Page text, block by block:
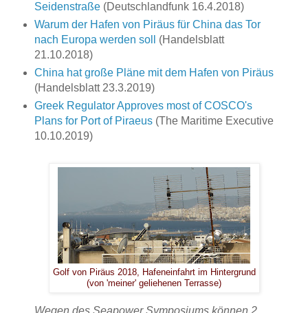
Seidenstraße (Deutschlandfunk 16.4.2018)
Warum der Hafen von Piräus für China das Tor
nach Europa werden soll
(Handelsblatt
21.10.2018)
China hat große Pläne mit dem Hafen von Piräus
(Handelsblatt 23.3.2019)
Greek Regulator Approves most of COSCO's
Plans for Port of Piraeus(The Maritime Executive
10.10.2019)
Golf von Piräus 2018, Hafeneinfahrt im Hintergrund
(von 'meiner' geliehenen Terrasse)
Wegen des Seapower Symposiums können 2